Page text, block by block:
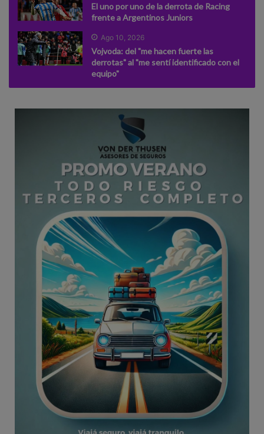
El uno por uno de la derrota de Racing
frente a Argentinos Juniors
Ago 10, 2026
Vojvoda: del "me hacen fuerte las
derrotas" al "me sentí identificado con el
equipo"